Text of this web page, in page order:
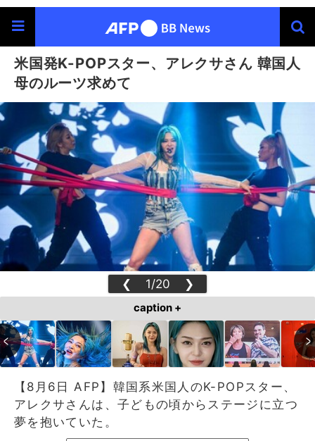
米国発K-POPスター、アレクサさん 韓国人
母のルーツ求めて
❮ 1/20 ❯
caption +
【8月6日 AFP】韓国系米国人のK-POPスター、
アレクサさんは、子どもの頃からステージに立つ
夢を抱いていた。